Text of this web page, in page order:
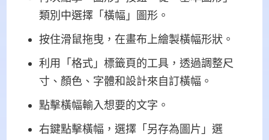
類別中選擇「橫幅」圖形。
按住滑鼠拖曳，在畫布上繪製橫幅形狀。
利用「格式」標籤頁的工具，透過調整尺
寸、顏色、字體和設計來自訂橫幅。
點擊橫幅輸入想要的文字。
右鍵點擊橫幅，選擇「另存為圖片」選